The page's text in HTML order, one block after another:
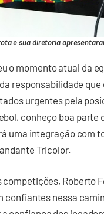
e sua diretoria
o momento atual da
responsabilidade
urgentes pela
conheço boa parte
uma integração com
Tricolor.
Roberto
confiantes nessa